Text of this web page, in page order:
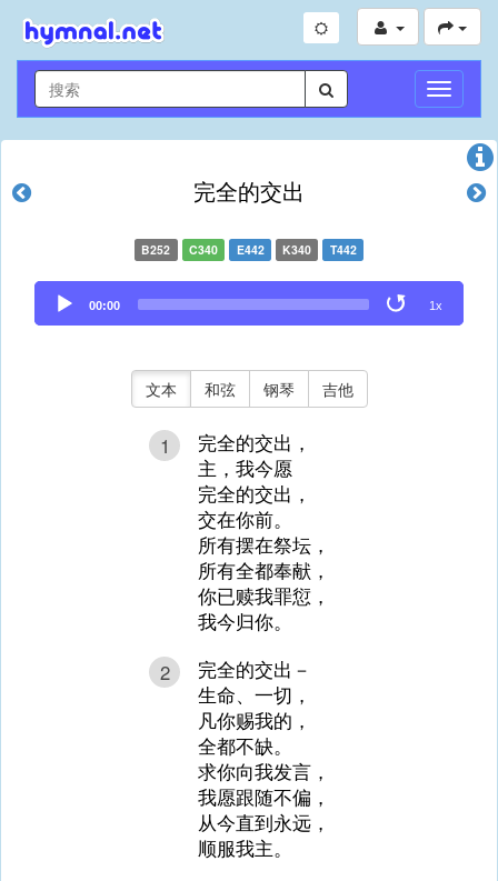
切
换
导
完全的交出
B252 C340 E442 K340 T442
Audio
Player
00:00 1x
文本 和弦 钢琴 吉他
1
完全的交出，
主，我今愿
完全的交出，
交在你前。
所有摆在祭坛，
所有全都奉献，
你已赎我罪愆，
我今归你。
2
完全的交出－
生命、一切，
凡你赐我的，
全都不缺。
求你向我发言，
我愿跟随不偏，
从今直到永远，
顺服我主。